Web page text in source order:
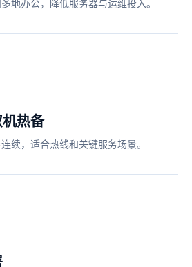
地办公，降低服务器与运维投入。
热备
续，适合热线和关键服务场景。